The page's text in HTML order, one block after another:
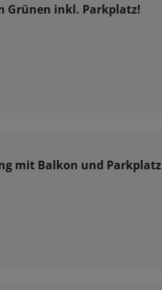
Grünen inkl. Parkplatz!
mit Balkon und Parkplatz